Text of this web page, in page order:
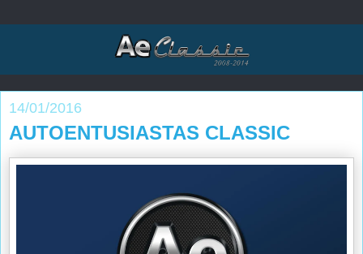
14/01/2016
AUTOENTUSIASTAS CLASSIC